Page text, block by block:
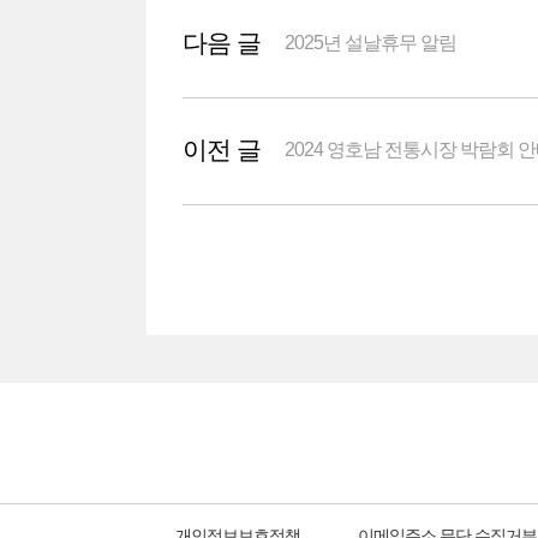
다음 글 2025년 설날휴무 알림
이전 글 2024 영호남 전통시장 박람회 안